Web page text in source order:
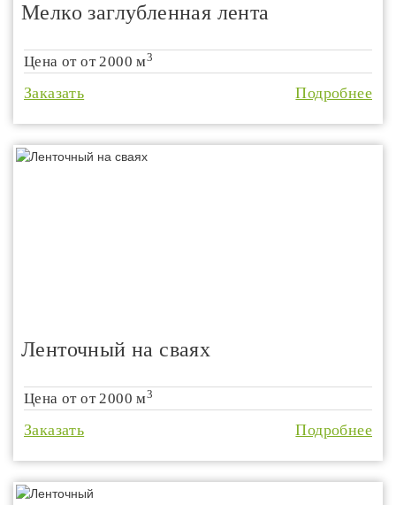
Мелко заглубленная лента
Цена отот 2000 м3
Заказать Подробнее
Ленточный на сваях
Цена отот 2000 м3
Заказать Подробнее